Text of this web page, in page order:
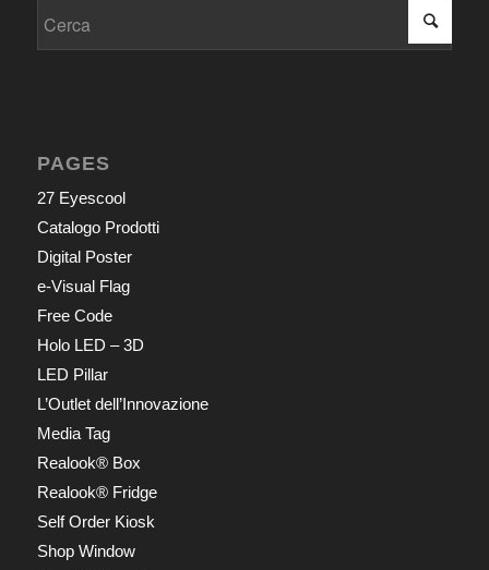
PAGES
27 Eyescool
Catalogo Prodotti
Digital Poster
e-Visual Flag
Free Code
Holo LED – 3D
LED Pillar
L’Outlet dell’Innovazione
Media Tag
Realook® Box
Realook® Fridge
Self Order Kiosk
Shop Window